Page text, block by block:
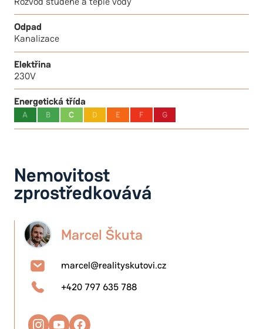
Odpad
Kanalizace
Elektřina
230V
Energetická třída
A B C D E F G
Nemovitost
zprostředkovává
Marcel Škuta
marcel@realityskutovi.cz
+420 797 635 788